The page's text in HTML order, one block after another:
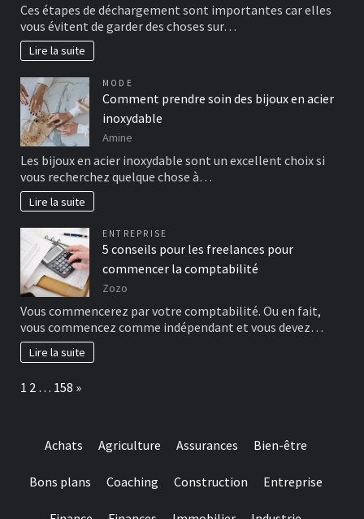
Ces étapes de déchargement sont importantes car elles
vous évitent de garder des choses sur…
Lire la suite
MODE
Comment prendre soin des bijoux en acier
inoxydable
Amine
Les bijoux en acier inoxydable sont un excellent choix si
vous recherchez quelque chose à…
Lire la suite
ENTREPRISE
5 conseils pour les freelances pour
commencer la comptabilité
Zozo
Vous commencerez par votre comptabilité. Ou en fait,
vous commencez comme indépendant et vous devez…
Lire la suite
Page:
1 2 … 158 Next
»
Achats Agriculture Assurances Bien-être
Bons plans Coaching Construction Entreprise